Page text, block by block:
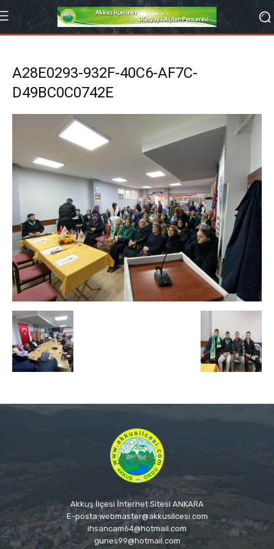
A28E0293-932F-40C6-AF7C-
D49BC0C0742E
Akkuş İlçesi İnternet Sitesi ANKARA
E-posta:webmaster@akkusilcesi.com
ihsancam64@hotmail.com
gunes99@hotmail.com